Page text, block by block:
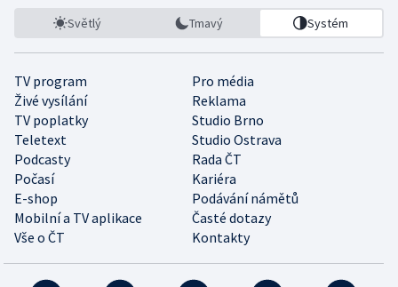
Světlý Tmavý Systém
TV program
Pro média
Živé vysílání
Reklama
TV poplatky
Studio Brno
Teletext
Studio Ostrava
Podcasty
Rada ČT
Počasí
Kariéra
E-shop
Podávání námětů
Mobilní a TV aplikace
Časté dotazy
Vše o ČT
Kontakty